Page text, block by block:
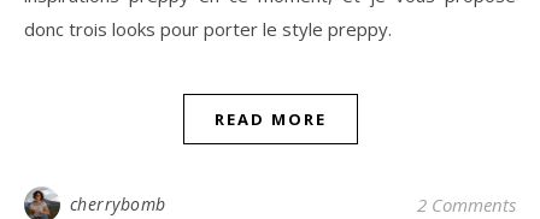
donc trois looks pour porter le style preppy.
READ MORE
cherrybomb 2 Comments